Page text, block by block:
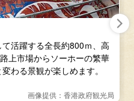
画像提供：香港政府観光局
活躍する全長約800ｍ、高
上市場からソーホーの繁華
わる景観が楽しめます。